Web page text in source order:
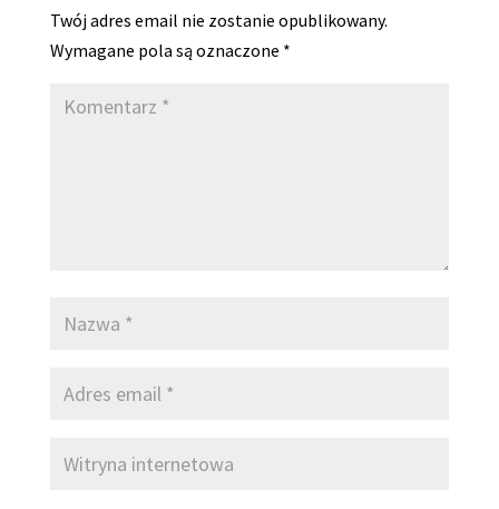
Twój adres email nie zostanie opublikowany.
Wymagane pola są oznaczone *